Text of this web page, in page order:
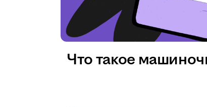
Что такое